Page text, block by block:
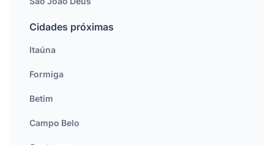
Cidades próximas
Itaúna
Formiga
Betim
Campo Belo